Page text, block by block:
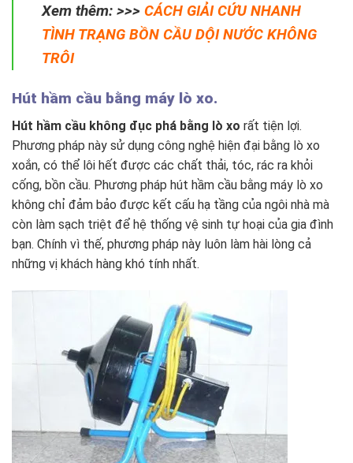
Xem thêm: >>> CÁCH GIẢI CỨU NHANH
TÌNH TRẠNG BỒN CẦU DỘI NƯỚC KHÔNG
TRÔI
Hút hầm cầu bằng máy lò xo.
Hút hầm cầu không đục phá bằng lò xo rất tiện lợi.
Phương pháp này sử dụng công nghệ hiện đại bằng lò xo
xoắn, có thể lôi hết được các chất thải, tóc, rác ra khỏi
cống, bồn cầu. Phương pháp hút hầm cầu bằng máy lò xo
không chỉ đảm bảo được kết cấu hạ tầng của ngôi nhà mà
còn làm sạch triệt để hệ thống vệ sinh tự hoại của gia đình
bạn. Chính vì thế, phương pháp này luôn làm hài lòng cả
những vị khách hàng khó tính nhất.